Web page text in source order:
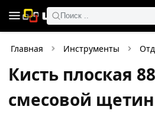
Поиск ..
Главная Инструменты
Кисть плоская
смесовой